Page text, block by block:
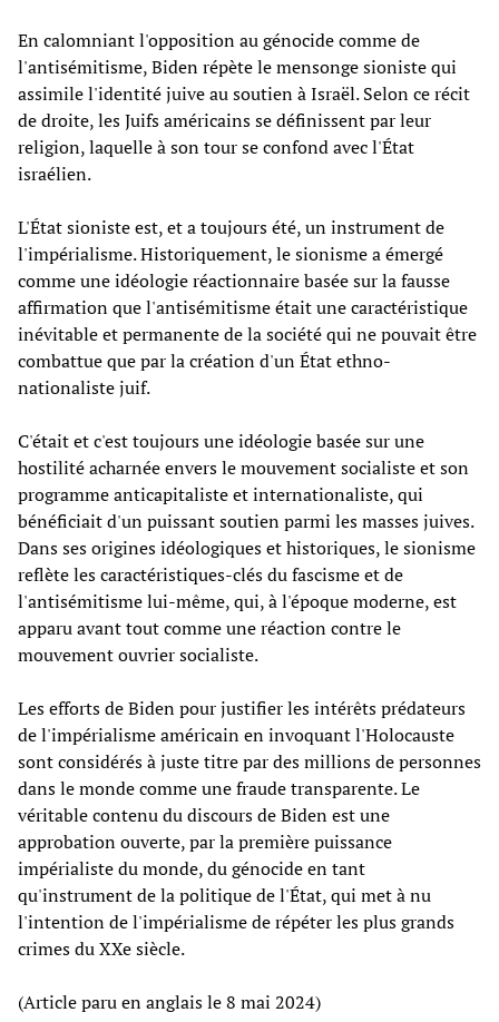
En calomniant l'opposition au génocide comme de
l'antisémitisme, Biden répète le mensonge sioniste qui
assimile l'identité juive au soutien à Israël. Selon ce récit
de droite, les Juifs américains se définissent par leur
religion, laquelle à son tour se confond avec l'État
israélien.
L'État sioniste est, et a toujours été, un instrument de
l'impérialisme. Historiquement, le sionisme a émergé
comme une idéologie réactionnaire basée sur la fausse
affirmation que l'antisémitisme était une caractéristique
inévitable et permanente de la société qui ne pouvait être
combattue que par la création d'un État ethno-
nationaliste juif.
C'était et c'est toujours une idéologie basée sur une
hostilité acharnée envers le mouvement socialiste et son
programme anticapitaliste et internationaliste, qui
bénéficiait d'un puissant soutien parmi les masses juives.
Dans ses origines idéologiques et historiques, le sionisme
reflète les caractéristiques-clés du fascisme et de
l'antisémitisme lui-même, qui, à l'époque moderne, est
apparu avant tout comme une réaction contre le
mouvement ouvrier socialiste.
Les efforts de Biden pour justifier les intérêts prédateurs
de l'impérialisme américain en invoquant l'Holocauste
sont considérés à juste titre par des millions de personnes
dans le monde comme une fraude transparente. Le
véritable contenu du discours de Biden est une
approbation ouverte, par la première puissance
impérialiste du monde, du génocide en tant
qu'instrument de la politique de l'État, qui met à nu
l'intention de l'impérialisme de répéter les plus grands
crimes du XXe siècle.
(Article paru en anglais le 8 mai 2024)